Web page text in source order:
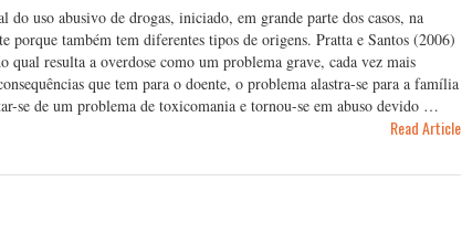
uso abusivo de drogas, iniciado, em grande parte dos casos, na
porque também tem diferentes tipos de origens. Pratta e Santos (2006)
qual resulta a overdose como um problema grave, cada vez mais
que tem para o doente, o problema alastra-se para a família
se de um problema de toxicomania e tornou-se em abuso devido …
Read Article